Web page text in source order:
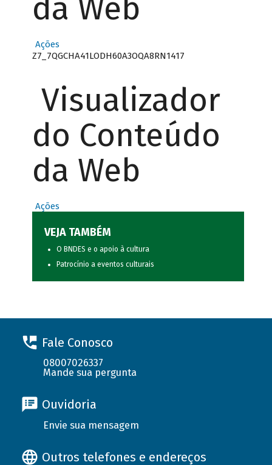
da Web
Ações
Z7_7QGCHA41LODH60A3OQA8RN1417
Visualizador
do Conteúdo
da Web
Ações
VEJA TAMBÉM
O BNDES e o apoio à cultura
Patrocínio a eventos culturais
Fale Conosco
08007026337
Mande sua pergunta
Ouvidoria
Envie sua mensagem
Outros telefones e endereços